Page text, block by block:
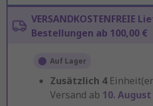
VERSANDKOSTENFREIE
Bestellungen ab 100,00 €
Auf Lager
Zusätzlich 4
Versand ab 10. August